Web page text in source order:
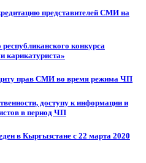
представителей СМИ на
конкурса
карикатуриста»
прав СМИ во время режима ЧП
доступу к информации и
в период ЧП
в Кыргызстане с 22 марта 2020